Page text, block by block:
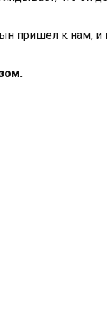
пришел к нам, и